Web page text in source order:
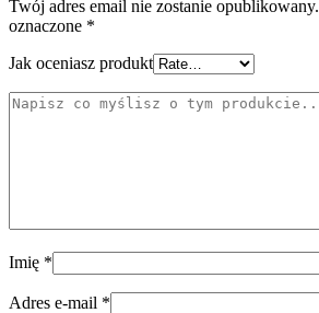
Twój adres email nie zostanie opublikowany.
oznaczone *
Jak oceniasz produkt
Imię *
Adres e-mail *